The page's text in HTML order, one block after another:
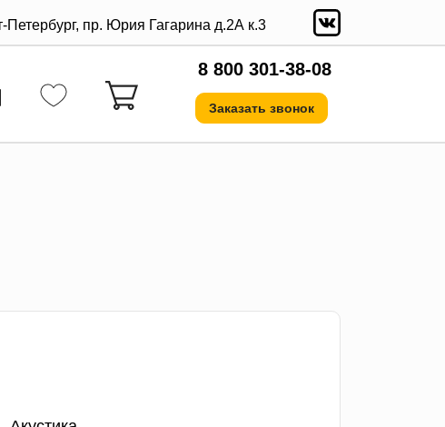
Петербург, пр. Юрия Гагарина д.2А к.3
8 800 301-38-08
Заказать звонок